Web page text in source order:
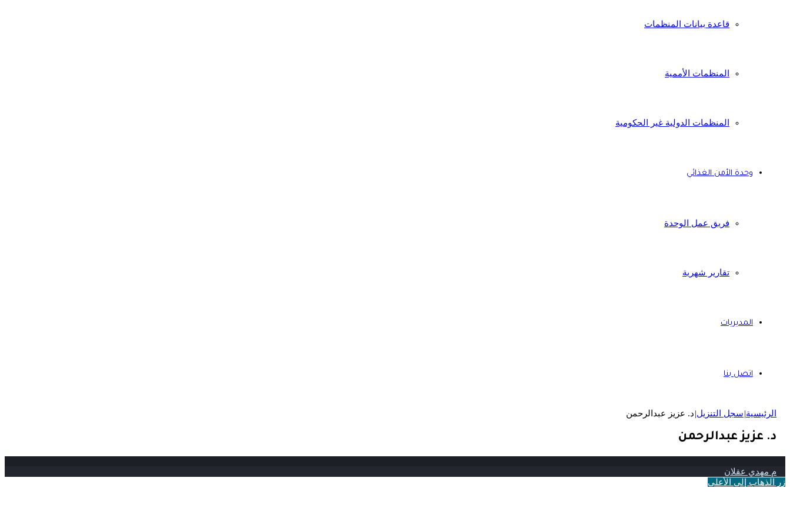
قاعدة بيانات المنظمات
المنظمات الأممية
المنظمات الدولية غير الحكومية
وحدة الأمن الغذائي
فريق عمل الوحدة
تقارير شهرية
المديريات
اتصل بنا
الرئيسية|سجل التنزيل|د. عزيز عبدالرحمن
د. عزيز عبدالرحمن
م مهدي عقلان
زر الذهاب إلى الأعلى